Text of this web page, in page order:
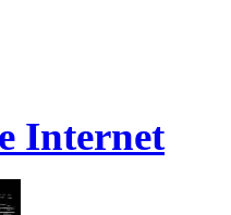
Internet